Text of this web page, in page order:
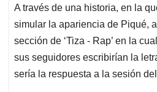
A través de una historia, en la
simular la apariencia de Piqué,
sección de ‘Tiza - Rap’ en la
sus seguidores escribirían la
sería la respuesta a la sesión